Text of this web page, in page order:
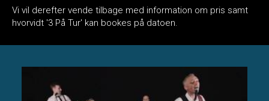
Vi vil derefter vende tilbage med information om pris samt
hvorvidt '3 På Tur' kan bookes på datoen.